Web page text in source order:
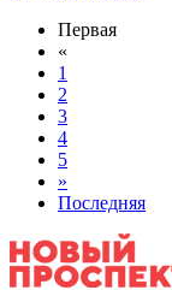
Первая
«
1
2
3
4
5
»
Последняя